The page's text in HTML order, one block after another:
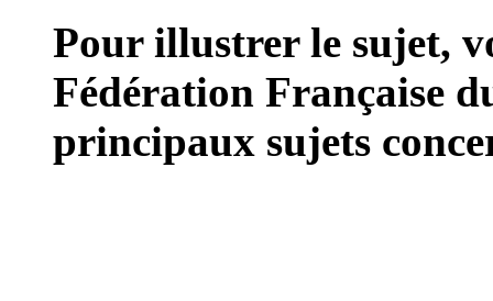
Pour illustrer le sujet,
Fédération Française
principaux sujets